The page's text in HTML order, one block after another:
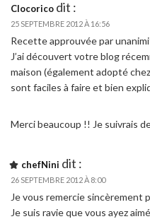
Clocorico dit :
25 SEPTEMBRE 2012 À 16:56
Recette approuvée par
J’ai découvert votre blog
maison (également adopté
sont faciles à faire et bien
Merci beaucoup !! Je suivrais
chefNini dit :
26 SEPTEMBRE 2012 À 8:00
Je vous remercie sincèrement
Je suis ravie que vous ayez